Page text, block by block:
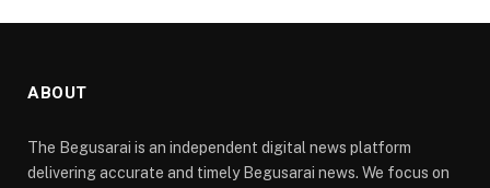
ABOUT
The Begusarai is an independent digital news platform
delivering accurate and timely Begusarai news. We focus on